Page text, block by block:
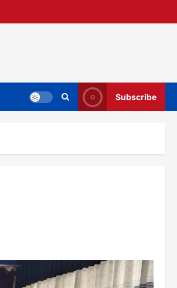
Subscribe